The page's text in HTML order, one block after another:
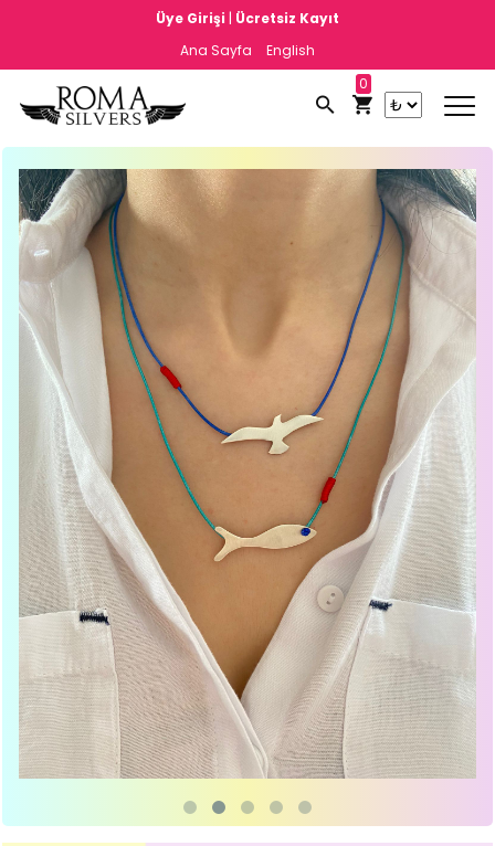
Üye Girişi | Ücretsiz Kayıt
Ana Sayfa
English
0